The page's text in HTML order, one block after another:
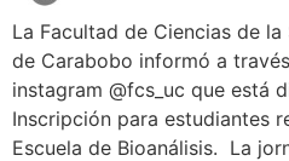
La Facultad de Ciencias de
de Carabobo informó a
instagram @fcs_uc que está
Inscripción para estudiantes
Escuela de Bioanálisis. La